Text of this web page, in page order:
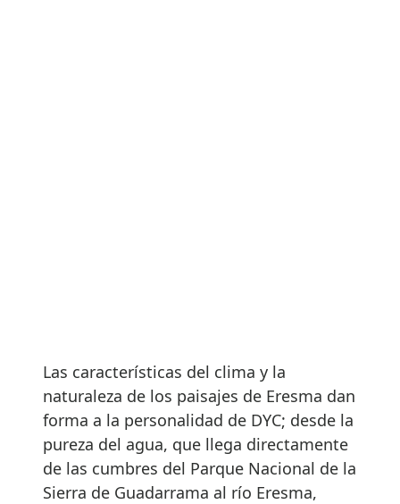
Las características del clima y la
naturaleza de los paisajes de Eresma dan
forma a la personalidad de DYC; desde la
pureza del agua, que llega directamente
de las cumbres del Parque Nacional de la
Sierra de Guadarrama al río Eresma,